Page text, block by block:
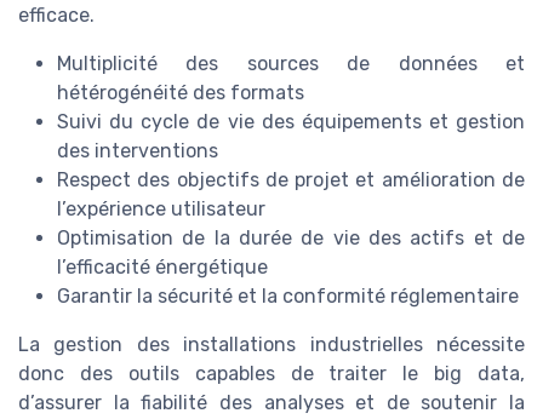
efficace.
Multiplicité des sources de données et
hétérogénéité des formats
Suivi du cycle de vie des équipements et gestion
des interventions
Respect des objectifs de projet et amélioration de
l’expérience utilisateur
Optimisation de la durée de vie des actifs et de
l’efficacité énergétique
Garantir la sécurité et la conformité réglementaire
La gestion des installations industrielles nécessite
donc des outils capables de traiter le big data,
d’assurer la fiabilité des analyses et de soutenir la